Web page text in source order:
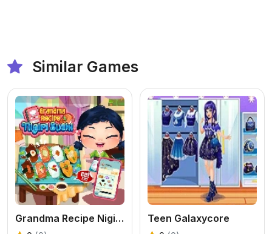
Similar Games
Grandma Recipe Nigiri Sushi Teen Galaxycore